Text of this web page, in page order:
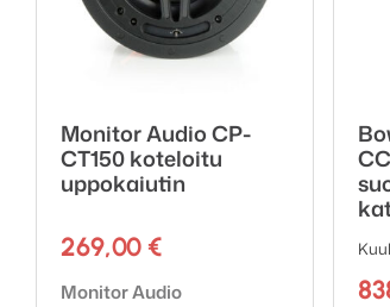
Monitor Audio CP-
CT150 koteloitu
uppokaiutin
269,00 €
Tuotemerkki:
Monitor Audio